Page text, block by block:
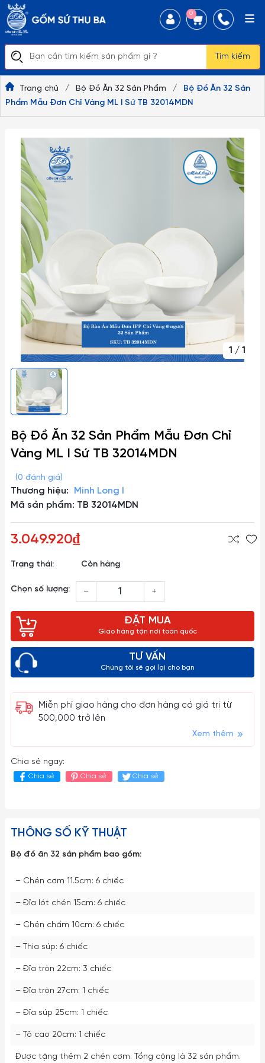
Tìm kiếm
0
Trang chủ / Bộ Đồ Ăn 32 Sản Phẩm /
Bộ Đồ Ăn 32 Sản
Phẩm Mẫu Đơn Chỉ Vàng ML I Sứ TB 32014MDN
1 / 1
Bộ Đồ Ăn 32 Sản Phẩm Mẫu Đơn Chỉ
Vàng ML I Sứ TB 32014MDN
(0 đánh giá)
Thương hiệu:
Minh Long I
Mã sản phẩm: TB 32014MDN
3.049.920₫
Trạng thái: Còn hàng
Chọn số lượng: – +
ĐẶT MUA
Giao hàng tận nơi toàn quốc
TƯ VẤN
Chúng tôi sẽ gọi lại cho bạn
Miễn phí giao hàng cho đơn hàng có giá trị từ
500,000 trở lên
Xem thêm
Chia sẻ ngay:
Chia sẻ Chia sẻ Chia sẻ
THÔNG SỐ KỸ THUẬT
Bộ đồ ăn 32 sản phẩm bao gồm:
– Chén cơm 11.5cm: 6 chiếc
– Đĩa lót chén 15cm: 6 chiếc
– Chén chấm 10cm: 6 chiếc
– Thìa súp: 6 chiếc
– Đĩa tròn 22cm: 3 chiếc
– Đĩa tròn 27cm: 1 chiếc
– Đĩa súp 25cm: 1 chiếc
– Tô cao 20cm: 1 chiếc
Được tặng thêm 2 chén cơm. Tổng cộng là 32 sản phẩm.